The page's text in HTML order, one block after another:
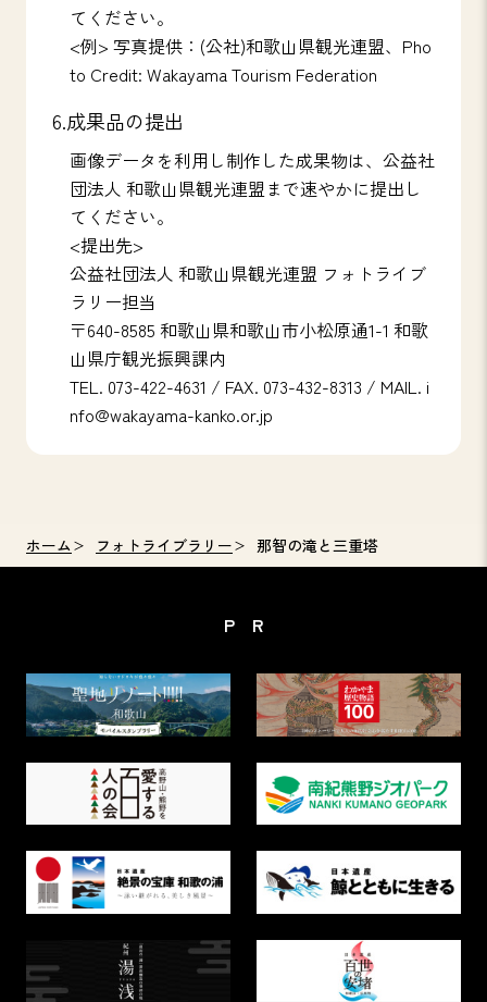
ホーム フォトライブラリー 那智の滝と三重塔
てください。
<例> 写真提供：(公社)和歌山県観光連盟、Pho
to Credit: Wakayama Tourism Federation
6.成果品の提出
画像データを利用し制作した成果物は、公益社
団法人 和歌山県観光連盟まで速やかに提出し
てください。
<提出先>
公益社団法人 和歌山県観光連盟 フォトライブ
ラリー担当
〒640-8585 和歌山県和歌山市小松原通1-1 和歌
山県庁観光振興課内
TEL. 073-422-4631 / FAX. 073-432-8313 / MAIL. i
nfo@wakayama-kanko.or.jp
PR